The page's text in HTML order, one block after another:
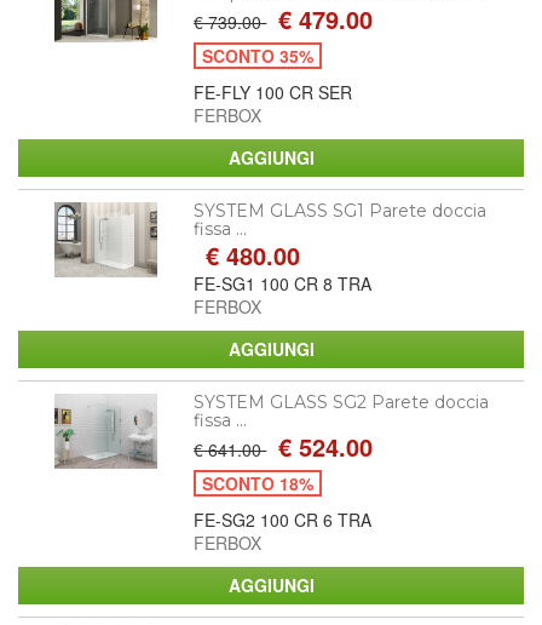
€ 739.00 € 479.00
SCONTO 35%
FE-FLY 100 CR SER
FERBOX
SYSTEM GLASS SG1 Parete doccia
fissa ...
€ 480.00
FE-SG1 100 CR 8 TRA
FERBOX
SYSTEM GLASS SG2 Parete doccia
fissa ...
€ 641.00 € 524.00
SCONTO 18%
FE-SG2 100 CR 6 TRA
FERBOX